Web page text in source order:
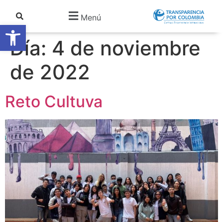
Abrir barra de herramientas
Menú
Día: 4 de noviembre
de 2022
Reto Cultuva